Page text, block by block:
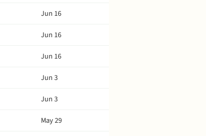
Jun 16
Jun 16
Jun 16
Jun 3
Jun 3
May 29